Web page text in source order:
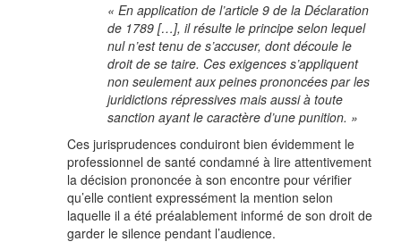
« En application de l’article 9 de la Déclaration
de 1789 […], il résulte le principe selon lequel
nul n’est tenu de s’accuser, dont découle le
droit de se taire. Ces exigences s’appliquent
non seulement aux peines prononcées par les
juridictions répressives mais aussi à toute
sanction ayant le caractère d’une punition. »
Ces jurisprudences conduiront bien évidemment le
professionnel de santé condamné à lire attentivement
la décision prononcée à son encontre pour vérifier
qu’elle contient expressément la mention selon
laquelle il a été préalablement informé de son droit de
garder le silence pendant l’audience.